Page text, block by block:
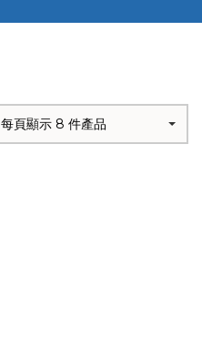
每頁顯示 8 件產品